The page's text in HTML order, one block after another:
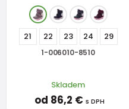
21 22 23 24 29
1-006010-8510
Skladem
od 86,2 € s DPH